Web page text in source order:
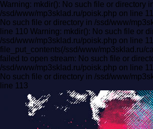
Warning: mkdir(): No such file or directory
/ssd/www/mp3sklad.ru/poisk.php on line
No such file or directory in /ssd/www/
line 110 Warning: mkdir(): No such file or
/ssd/www/mp3sklad.ru/poisk.php on line
file_put_contents(/ssd/www/mp3sklad.ru/
failed to open stream: No such file or
/ssd/www/mp3sklad.ru/poisk.php on line
No such file or directory in /ssd/www/
line 113